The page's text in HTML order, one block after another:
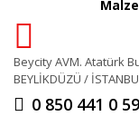
Beycity AVM. Atatürk
BEYLİKDÜZÜ /
0 850 441 0